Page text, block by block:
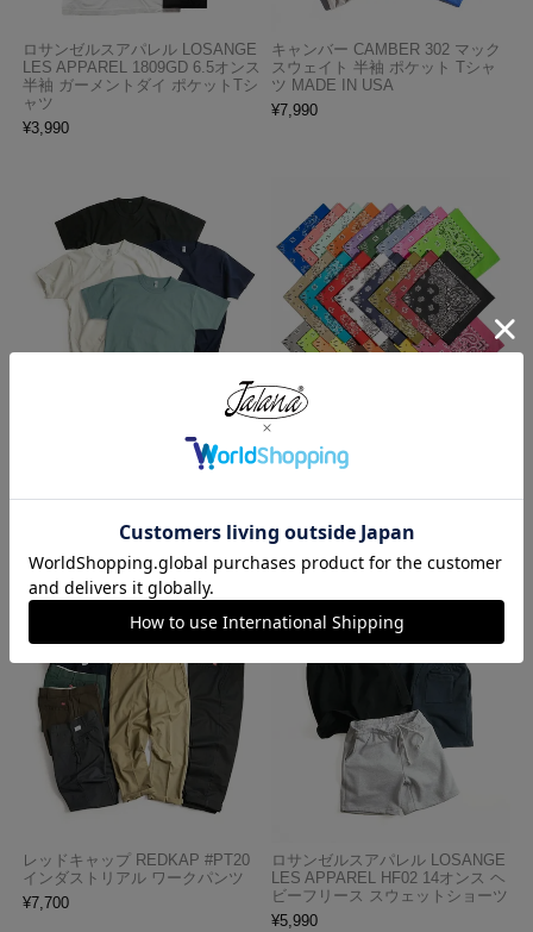
ロサンゼルスアパレル LOSANGE
LES APPAREL 1809GD 6.5オンス
半袖 ガーメントダイ ポケットTシ
ャツ
¥3,990
キャンバー CAMBER 302 マック
スウェイト 半袖 ポケット Tシャ
ツ MADE IN USA
¥7,990
ロサンゼルスアパレル LOSANGE
LES APPAREL 1203GD 8.5オンス
半袖 バインディング ガーメント
ナ アメリカ製 トラディショナル
ペイズリーTHE BANDANNA COM
レッドキャップ REDKAP #PT20
インダストリアル ワークパンツ
¥7,700
ロサンゼルスアパレル LOSANGE
LES APPAREL HF02 14オンス ヘ
ビーフリース スウェットショーツ
¥5,990